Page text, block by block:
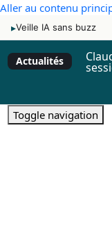
Aller au contenu
▸Veille IA sans buzz
Actualités
Toggle navigation